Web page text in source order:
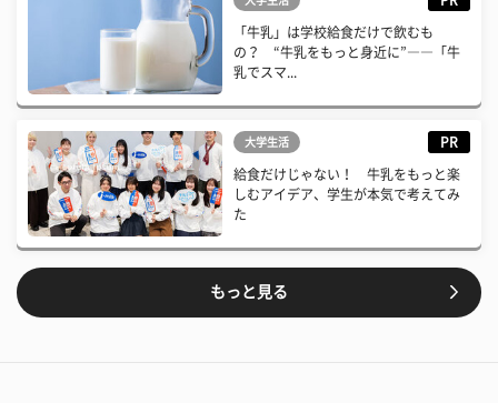
「牛乳」は学校給食だけで飲むも
の？ “牛乳をもっと身近に”――「牛
乳でスマ...
大学生活 PR
給食だけじゃない！ 牛乳をもっと楽
しむアイデア、学生が本気で考えてみ
た
もっと見る